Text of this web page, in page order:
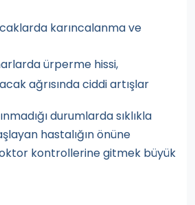
karıncalanma ve
ürperme hissi,
ağrısında ciddi artışlar
durumlarda sıklıkla
hastalığın önüne
kontrollerine gitmek büyük